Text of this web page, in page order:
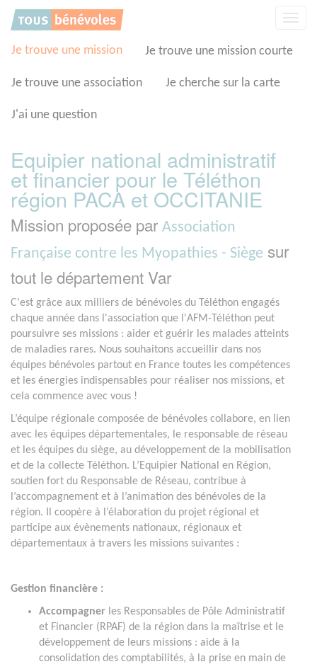
Je trouve une mission Je trouve une mission courte
Je trouve une association Je cherche sur la carte
J'ai une question
Equipier national administratif
et financier pour le Téléthon
région PACA et OCCITANIE
Mission proposée par Association
Française contre les Myopathies - Siège sur
tout le département Var
C'est grâce aux milliers de bénévoles du Téléthon engagés
chaque année dans l'association que l'AFM-Téléthon peut
poursuivre ses missions : aider et guérir les malades atteints
de maladies rares. Nous souhaitons accueillir dans nos
équipes bénévoles partout en France toutes les compétences
et les énergies indispensables pour réaliser nos missions, et
cela commence avec vous !
L’équipe régionale composée de bénévoles collabore, en lien
avec les équipes départementales, le responsable de réseau
et les équipes du siège, au développement de la mobilisation
et de la collecte Téléthon. L’Equipier National en Région,
soutien fort du Responsable de Réseau, contribue à
l’accompagnement et à l’animation des bénévoles de la
région. Il coopère à l’élaboration du projet régional et
participe aux évènements nationaux, régionaux et
départementaux à travers les missions suivantes :
Gestion financière :
Accompagner les Responsables de Pôle Administratif
et Financier (RPAF) de la région dans la maîtrise et le
développement de leurs missions : aide à la
consolidation des comptabilités, à la prise en main de
Panneau de gestion des cookies